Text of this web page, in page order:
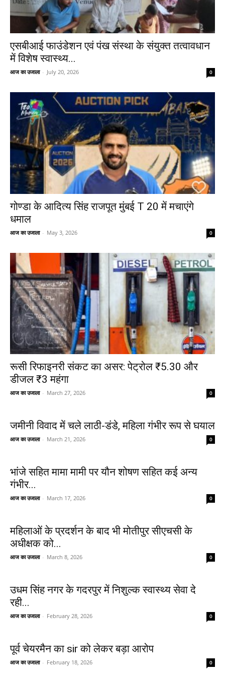
एसबीआई फाउंडेशन एवं पंख संस्था के संयुक्त तत्वावधान
में विशेष स्वास्थ्य...
आज का उजाला - July 20, 2026 0
गोण्डा के आदित्य सिंह राजपूत मुंबई T 20 में मचाएंगे
धमाल
आज का उजाला - May 3, 2026 0
रूसी रिफाइनरी संकट का असर: पेट्रोल ₹5.30 और
डीजल ₹3 महंगा
आज का उजाला - March 27, 2026 0
जमीनी विवाद में चले लाठी-डंडे, महिला गंभीर रूप से घयाल
आज का उजाला - March 21, 2026 0
भांजे सहित मामा मामी पर यौन शोषण सहित कई अन्य
गंभीर...
आज का उजाला - March 17, 2026 0
महिलाओं के प्रदर्शन के बाद भी मोतीपुर सीएचसी के
अधीक्षक को...
आज का उजाला - March 8, 2026 0
उधम सिंह नगर के गदरपुर में निशुल्क स्वास्थ्य सेवा दे
रही...
आज का उजाला - February 28, 2026 0
पूर्व चेयरमैन का sir को लेकर बड़ा आरोप
आज का उजाला - February 18, 2026 0